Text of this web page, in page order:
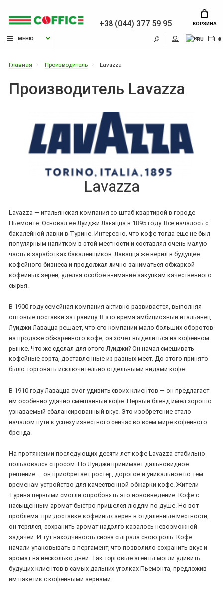
+38 (044) 377 59 95 КОРЗИНА
МЕНЮ RU ₴
Главная Производитель Lavazza
Производитель Lavazza
Lavazza
Lavazza — итальянская компания со штаб-квартирой в городе
Пьемонте. Основал ее Луиджи Лавацца в 1895 году. Все началось с
бакалейной лавки в Турине. Интересно, что кофе тогда еще не был
популярным напитком в этой местности и составлял очень малую
часть в заработках бакалейщиков. Лавацца же верил в будущее
кофейного бизнеса и продолжал лично заниматься обжаркой
кофейных зерен, уделяя особое внимание закупкам качественного
сырья.
В 1900 году семейная компания активно развивается, выполняя
оптовые поставки за границу. В это время амбициозный итальянец
Луиджи Лавацца решает, что его компании мало больших оборотов
на продаже обжаренного кофе, он хочет выделиться на кофейном
рынке. Что же сделал для этого Луиджи? Он начал смешивать
кофейные сорта, доставленные из разных мест. До этого принято
было торговать исключительно отдельными видами кофе.
В 1910 году Лавацца смог удивить своих клиентов — он предлагает
им особенно удачно смешанный кофе. Первый бленд имел хорошо
узнаваемый сбалансированный вкус. Это изобретение стало
началом пути к успеху известного сейчас во всем мире кофейного
бренда.
На протяжении последующих десяти лет кофе Lavazza стабильно
пользовался спросом. Но Луиджи принимает дальновидное
решение — он приобретает ростер, дорогое и уникальное по тем
временам устройство для качественной обжарки кофе. Жители
Турина первыми смогли опробовать это нововведение. Кофе с
насыщенным аромат быстро пришелся людям по душе. Но вот
проблема: при доставке кофейных зерен в отдаленные местности,
он терялся, сохранить аромат надолго казалось невозможной
задачей. И тут находчивость снова сыграла свою роль. Кофе
начали упаковывать в пергамент, что позволило сохранить вкус и
аромат на несколько дней. Так торговые агенты могли удивить
будущих клиентов в самых дальних уголках Пьемонта, предложив
им пакетик с кофейными зернами.